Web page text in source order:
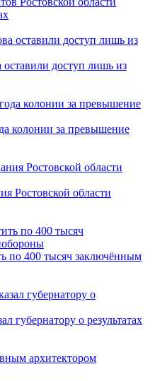
доступ лишь из
колонии за превышение
Ростовской области
по 400 тысяч заключённым
губернатору о результатах